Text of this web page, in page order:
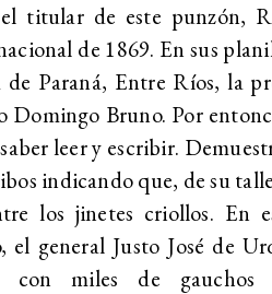
titular de este punzón,
de 1869. En sus
de Paraná, Entre Ríos, la
Domingo Bruno. Por
leer y escribir.
indicando que, de su
los jinetes criollos. En
el general Justo José de
con miles de gauchos